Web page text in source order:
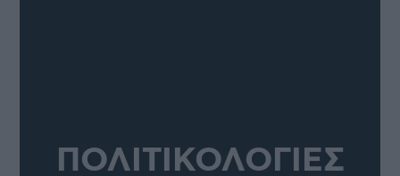
ΠΟΛΙΤΙΚΟΛΟΓΙΕΣ